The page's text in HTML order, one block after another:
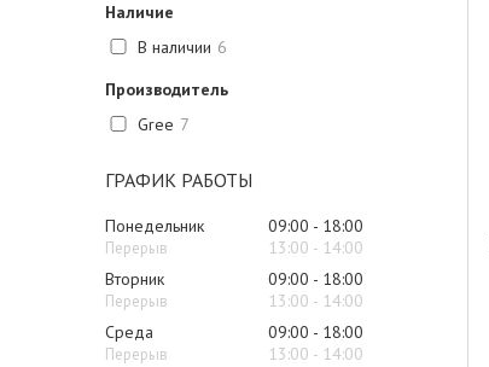
Наличие
В наличии 6
Производитель
Gree 7
ГРАФИК РАБОТЫ
Понедельник 09:00
18:00
13:00
14:00
Вторник
09:00
18:00
13:00
14:00
Среда
09:00
18:00
13:00
14:00